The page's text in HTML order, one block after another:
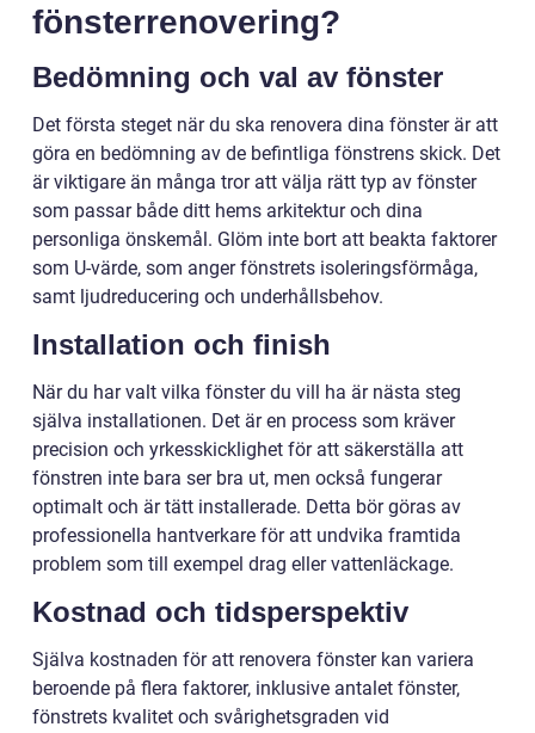
fönsterrenovering?
Bedömning och val av fönster
Det första steget när du ska renovera dina fönster är att
göra en bedömning av de befintliga fönstrens skick. Det
är viktigare än många tror att välja rätt typ av fönster
som passar både ditt hems arkitektur och dina
personliga önskemål. Glöm inte bort att beakta faktorer
som U-värde, som anger fönstrets isoleringsförmåga,
samt ljudreducering och underhållsbehov.
Installation och finish
När du har valt vilka fönster du vill ha är nästa steg
själva installationen. Det är en process som kräver
precision och yrkesskicklighet för att säkerställa att
fönstren inte bara ser bra ut, men också fungerar
optimalt och är tätt installerade. Detta bör göras av
professionella hantverkare för att undvika framtida
problem som till exempel drag eller vattenläckage.
Kostnad och tidsperspektiv
Själva kostnaden för att renovera fönster kan variera
beroende på flera faktorer, inklusive antalet fönster,
fönstrets kvalitet och svårighetsgraden vid